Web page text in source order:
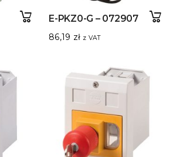
E-PKZ0-G – 072907
86,19 zł z VAT